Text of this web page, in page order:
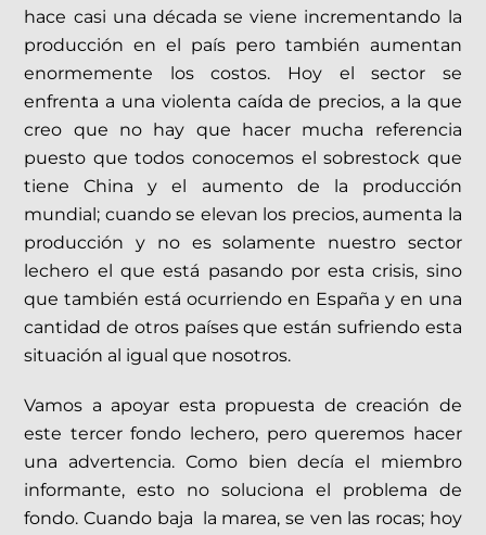
hace casi una década se viene incrementando la
producción en el país pero también aumentan
enormemente los costos. Hoy el sector se
enfrenta a una violenta caída de precios, a la que
creo que no hay que hacer mucha referencia
puesto que todos conocemos el sobrestock que
tiene China y el aumento de la producción
mundial; cuando se elevan los precios, aumenta la
producción y no es solamente nuestro sector
lechero el que está pasando por esta crisis, sino
que también está ocurriendo en España y en una
cantidad de otros países que están sufriendo esta
situación al igual que nosotros.
Vamos a apoyar esta propuesta de creación de
este tercer fondo lechero, pero queremos hacer
una advertencia. Como bien decía el miembro
informante, esto no soluciona el problema de
fondo. Cuando baja la marea, se ven las rocas; hoy